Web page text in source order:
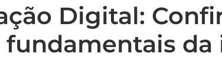
Digital:
da